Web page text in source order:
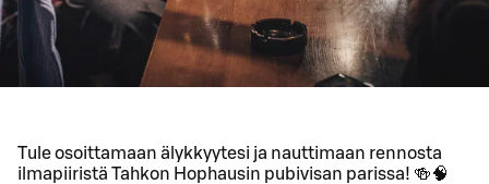
Tule osoittamaan älykkyytesi ja nauttimaan rennosta
ilmapiiristä Tahkon Hophausin pubivisan parissa! 🍻🧠